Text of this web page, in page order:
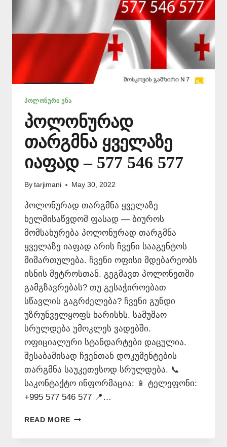
ᲞᲝᲚᲝᲜᲣᲠᲘ ᲔᲜᲐ
პოლონურად
თარგმნა ყველაზე
იაფად – 577 546 577
By tarjimani May 30, 2022
პოლონურად თარგმნა ყველაზე
ხელმისაწვდომ ფასად — ბიუროს
მომსახურება პოლონურად თარგმნა
ყველაზე იაფად არის ჩვენი სააგენტოს
მიმართულება. ჩვენი ოფისი მდებარეობს
ისნის მეტროსთან. გეგმავთ პოლონეთში
გამგზავრებას? თუ გესაჭიროებათ
სწავლის გაგრძელება? ჩვენი გუნდი
უზრუნველყოფს ხარისხს. სამუშაო
სრულდება უმოკლეს ვადებში.
ოფიციალური სტანდარტები დაცულია.
შესაბამისად ჩვენთან დოკუმენტების
თარგმნა საუკეთესოდ სრულდება. 📞
საკონტაქტო ინფორმაცია: 📱 ტელეფონი:
+995 577 546 577 📍…
READ MORE ᲞᲝᲚᲝᲜᲣᲠᲐᲓ
ᲧᲕᲔᲚᲐᲖᲔ